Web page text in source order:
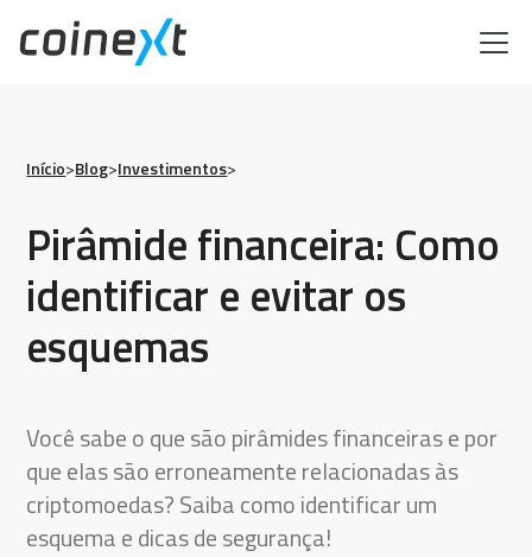
Início>Blog>Investimentos>
Pirâmide financeira: Como
identificar e evitar os
esquemas
Você sabe o que são pirâmides financeiras e por
que elas são erroneamente relacionadas às
criptomoedas? Saiba como identificar um
esquema e dicas de segurança!